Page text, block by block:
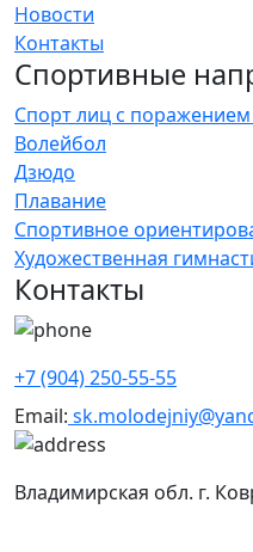
Новости
Контакты
Спортивные
Спорт лиц с
Волейбол
Дзюдо
Плавание
Спортивное
Художественная
Контакты
+7 (904) 250-55-55
Email:
Владимирская обл. г.